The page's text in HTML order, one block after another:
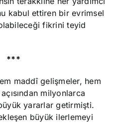
kabul ettiren bir evrimsel
fikrini teyid
***
maddî gelişmeler, hem
milyonlarca
yararlar getirmişti.
büyük ilerlemeyi